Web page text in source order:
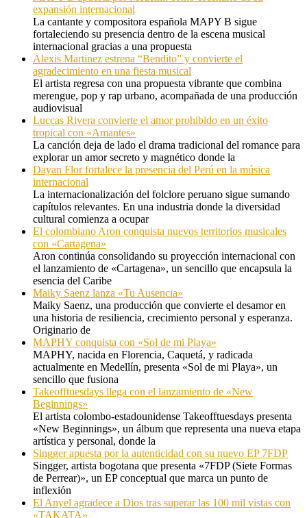
expansión internacional
La cantante y compositora española MAPY B sigue
fortaleciendo su presencia dentro de la escena musical
internacional gracias a una propuesta
Alexis Martinez estrena “Bendito” y convierte el
agradecimiento en una fiesta musical
El artista regresa con una propuesta vibrante que combina
merengue, pop y rap urbano, acompañada de una producción
audiovisual
Luccas Rivera convierte el amor prohibido en un éxito
tropical con «Amantes»
La canción deja de lado el drama tradicional del romance para
explorar un amor secreto y magnético donde la
Dayan Flor fortalece la presencia del Perú en la música
internacional
La internacionalización del folclore peruano sigue sumando
capítulos relevantes. En una industria donde la diversidad
cultural comienza a ocupar
El colombiano Aron conquista nuevos territorios musicales
con «Cartagena»
Aron continúa consolidando su proyección internacional con
el lanzamiento de «Cartagena», un sencillo que encapsula la
esencia del Caribe
Maiky Saenz lanza «Tu Ausencia»
Maiky Saenz, una producción que convierte el desamor en
una historia de resiliencia, crecimiento personal y esperanza.
Originario de
MAPHY conquista con «Sol de mi Playa»
MAPHY, nacida en Florencia, Caquetá, y radicada
actualmente en Medellín, presenta «Sol de mi Playa», un
sencillo que fusiona
Takeofftuesdays llega con el lanzamiento de «New
Beginnings»
El artista colombo-estadounidense Takeofftuesdays presenta
«New Beginnings», un álbum que representa una nueva etapa
artística y personal, donde la
Singger apuesta por la autenticidad con su nuevo EP 7FDP
Singger, artista bogotana que presenta «7FDP (Siete Formas
de Perrear)», un EP conceptual que marca un punto de
inflexión
El Anyel agradece a Dios tras superar las 100 mil vistas con
«TAKATA»